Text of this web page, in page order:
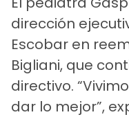
dirección
Escobar en
Bigliani, que
directivo.
dar lo mejor”,